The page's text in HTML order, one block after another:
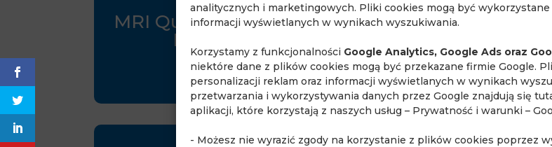
analitycznych i marketingowych. Pliki cookies mogą być
informacji wyświetlanych w wynikach wyszukiwania.
Korzystamy z funkcjonalności Google Analytics, Google Ads oraz
niektóre dane z plików cookies mogą być przekazane firmie Google.
personalizacji reklam oraz informacji wyświetlanych w wynikach
przetwarzania i wykorzystywania danych przez Google znajdują się
aplikacji, które korzystają z naszych usług – Prywatność i warunki –
- Możesz nie wyrazić zgody na korzystanie z plików cookies poprzez
MRI Questionnaire –
English
Przygotowanie do